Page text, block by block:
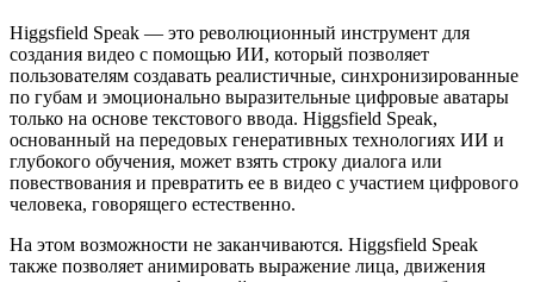
Higgsfield Speak — это революционный инструмент для
создания видео с помощью ИИ, который позволяет
пользователям создавать реалистичные, синхронизированные
по губам и эмоционально выразительные цифровые аватары
только на основе текстового ввода. Higgsfield Speak,
основанный на передовых генеративных технологиях ИИ и
глубокого обучения, может взять строку диалога или
повествования и превратить ее в видео с участием цифрового
человека, говорящего естественно.
На этом возможности не заканчиваются. Higgsfield Speak
также позволяет анимировать выражение лица, движения